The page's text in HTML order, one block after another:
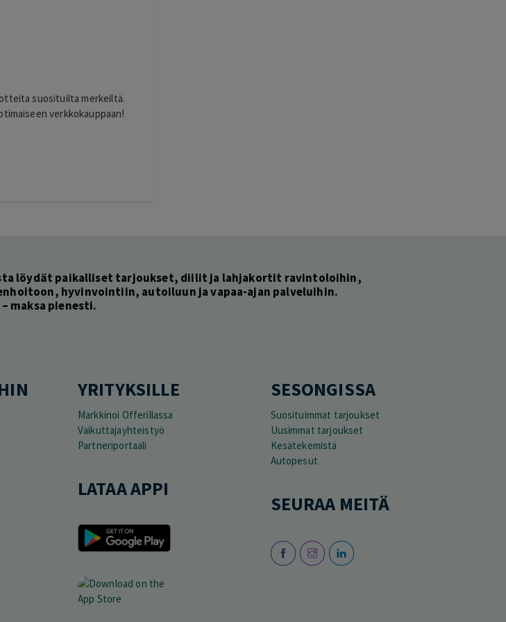
suosituilta merkeiltä.
verkkokauppaan!
löydät paikalliset tarjoukset, diilit ja lahjakortit ravintoloihin,
hyvinvointiin, autoiluun ja vapaa-ajan palveluihin.
maksa pienesti.
YRITYKSILLE
Markkinoi Offerillassa
Vaikuttajayhteistyö
Partneriportaali
LATAA APPI
SESONGISSA
Suosituimmat tarjoukset
Uusimmat tarjoukset
Kesätekemistä
Autopesut
SEURAA MEITÄ